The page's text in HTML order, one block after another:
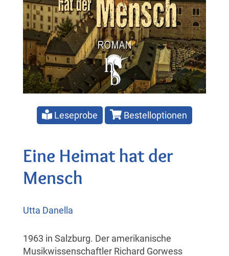
Leseprobe Bestelloptionen
Eine Heimat hat der
Mensch
Utta Danella
1963 in Salzburg. Der amerikanische
Musikwissenschaftler Richard Gorwess